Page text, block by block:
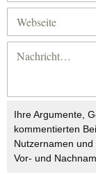
Ihre Argumente,
kommentierten
Nutzernamen
Vor- und